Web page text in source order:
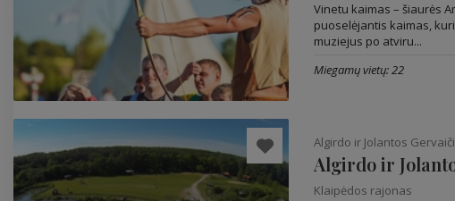
Vinetu kaimas – šiaurės
puoselėjantis kaimas,
muziejus po atviru...
Miegamų vietų: 22
Algirdo ir Jolantos
Algirdo ir
Klaipėdos rajonas